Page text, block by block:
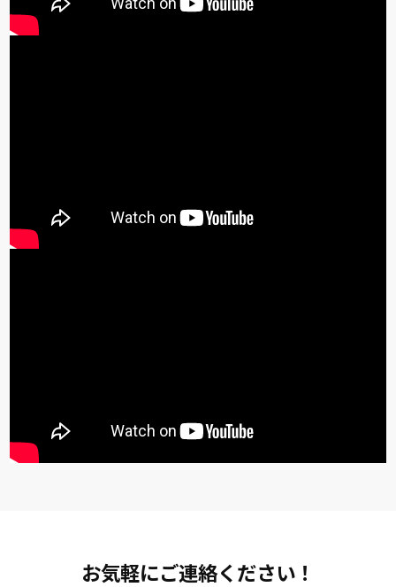
お気軽にご連絡ください！